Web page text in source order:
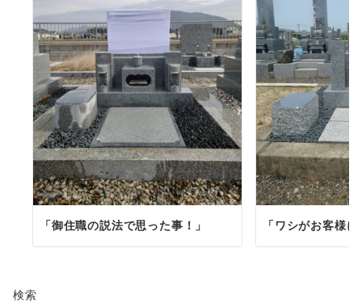
「御住職の説法で思った事！」 「ワシがお客様
検索